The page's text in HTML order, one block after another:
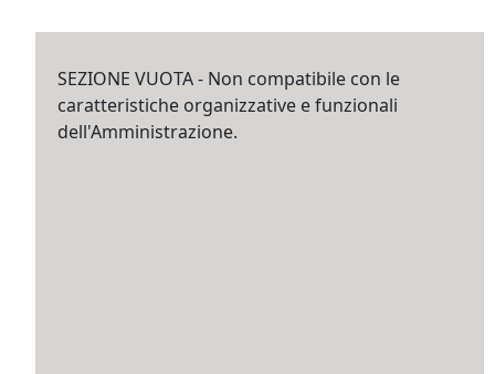
SEZIONE VUOTA - Non compatibile con le
caratteristiche organizzative e funzionali
dell'Amministrazione.